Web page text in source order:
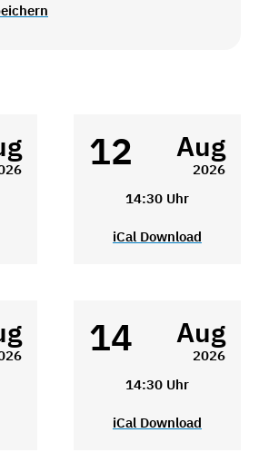
12 Aug
2026
14:30 Uhr
iCal Download
14 Aug
2026
14:30 Uhr
iCal Download